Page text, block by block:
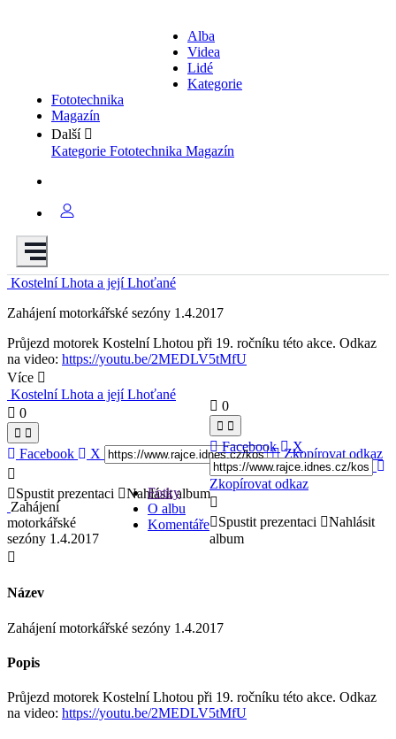
Alba
Videa
Lidé
Kategorie
Fototechnika
Magazín
Další
Kategorie Fototechnika Magazín
Kostelní Lhota a její Lhoťané
Zahájení motorkářské sezóny 1.4.2017
Průjezd motorek Kostelní Lhotou při 19. ročníku této akce. Odkaz
na video: https://youtu.be/2MEDLV5tMfU
Více
Kostelní Lhota a její Lhoťané
0
Facebook X Zkopírovat odkaz
Spustit prezentaci
Nahlásit album
Zahájení
motorkářské
sezóny 1.4.2017
Fotky
O albu
Komentáře
0
Facebook X
Zkopírovat odkaz
Spustit prezentaci
Nahlásit
album
Název
Zahájení motorkářské sezóny 1.4.2017
Popis
Průjezd motorek Kostelní Lhotou při 19. ročníku této akce. Odkaz
na video: https://youtu.be/2MEDLV5tMfU